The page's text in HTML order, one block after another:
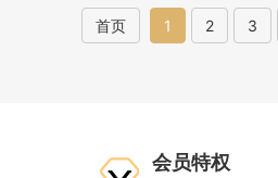
首页 1 2 3
会员特权